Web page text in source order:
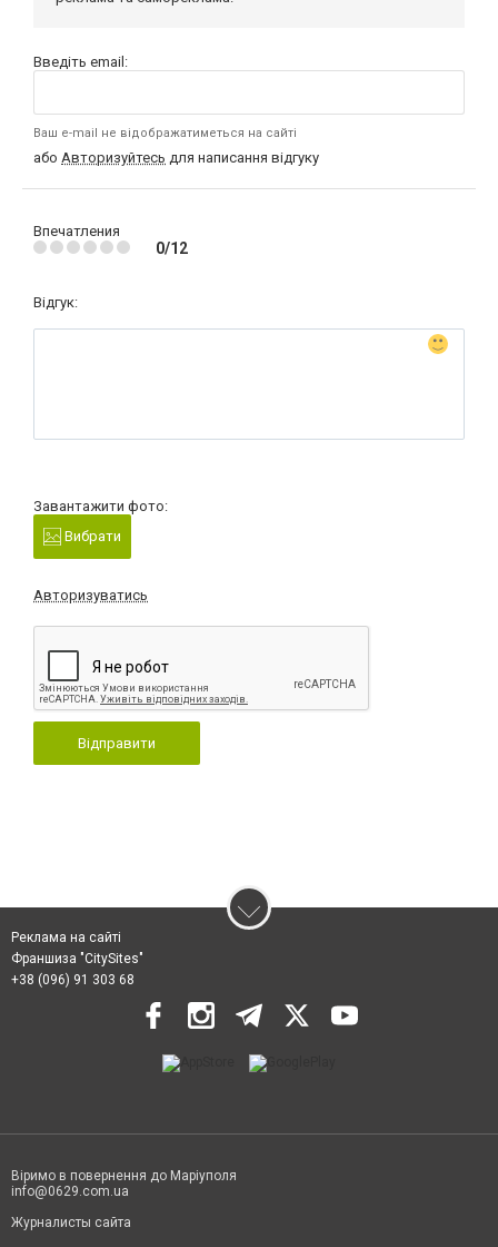
Введіть email:
Ваш e-mail не відображатиметься на сайті
або Авторизуйтесь для написання відгуку
Впечатления
0/12
Відгук:
Завантажити фото:
Вибрати
Авторизуватись
Відправити
Реклама на сайті
Франшиза "CitySites"
+38 (096) 91 303 68
Віримо в повернення до Маріуполя
info@0629.com.ua
Журналисты сайта